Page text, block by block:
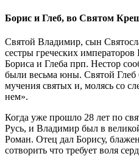
Борис и Глеб, во Святом
Святой Владимир, сын
сестры греческих
Бориса и Глеба прп. Нестор
были весьма юны. Святой Глеб
мучения святых и, мо­лясь со
нем».
Когда уже прошло 28 лет по
Русь, и Владимир был в
Роман. Отец дал Борису,
сотворить что требует воля